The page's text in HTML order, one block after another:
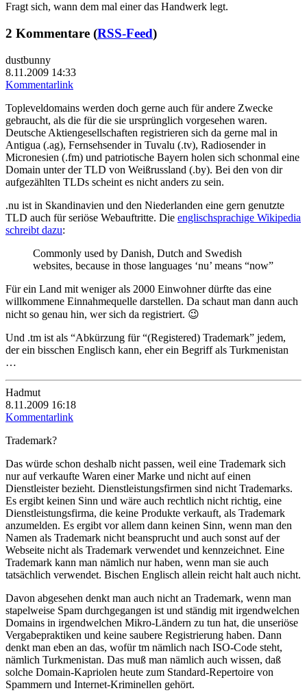
Fragt sich, wann dem mal einer das Handwerk legt.
2 Kommentare (RSS-Feed)
dustbunny
8.11.2009 14:33
Kommentarlink
Topleveldomains werden doch gerne auch für andere Zwecke
gebraucht, als die für die sie ursprünglich vorgesehen waren.
Deutsche Aktiengesellschaften registrieren sich da gerne mal in
Antigua (.ag), Fernsehsender in Tuvalu (.tv), Radiosender in
Micronesien (.fm) und patriotische Bayern holen sich schonmal eine
Domain unter der TLD von Weißrussland (.by). Bei den von dir
aufgezählten TLDs scheint es nicht anders zu sein.
.nu ist in Skandinavien und den Niederlanden eine gern genutzte
TLD auch für seriöse Webauftritte. Die englischsprachige Wikipedia
schreibt dazu:
Commonly used by Danish, Dutch and Swedish
websites, because in those languages ‘nu’ means “now”
Für ein Land mit weniger als 2000 Einwohner dürfte das eine
willkommene Einnahmequelle darstellen. Da schaut man dann auch
nicht so genau hin, wer sich da registriert. 😉
Und .tm ist als “Abkürzung für “(Registered) Trademark” jedem,
der ein bisschen Englisch kann, eher ein Begriff als Turkmenistan
…
Hadmut
8.11.2009 16:18
Kommentarlink
Trademark?
Das würde schon deshalb nicht passen, weil eine Trademark sich
nur auf verkaufte Waren einer Marke und nicht auf einen
Dienstleister bezieht. Dienstleistungsfirmen sind nicht Trademarks.
Es ergibt keinen Sinn und wäre auch rechtlich nicht richtig, eine
Dienstleistungsfirma, die keine Produkte verkauft, als Trademark
anzumelden. Es ergibt vor allem dann keinen Sinn, wenn man den
Namen als Trademark nicht beansprucht und auch sonst auf der
Webseite nicht als Trademark verwendet und kennzeichnet. Eine
Trademark kann man nämlich nur haben, wenn man sie auch
tatsächlich verwendet. Bischen Englisch allein reicht halt auch nicht.
Davon abgesehen denkt man auch nicht an Trademark, wenn man
stapelweise Spam durchgegangen ist und ständig mit irgendwelchen
Domains in irgendwelchen Mikro-Ländern zu tun hat, die unseriöse
Vergabepraktiken und keine saubere Registrierung haben. Dann
denkt man eben an das, wofür tm nämlich nach ISO-Code steht,
nämlich Turkmenistan. Das muß man nämlich auch wissen, daß
solche Domain-Kapriolen heute zum Standard-Repertoire von
Spammern und Internet-Kriminellen gehört.